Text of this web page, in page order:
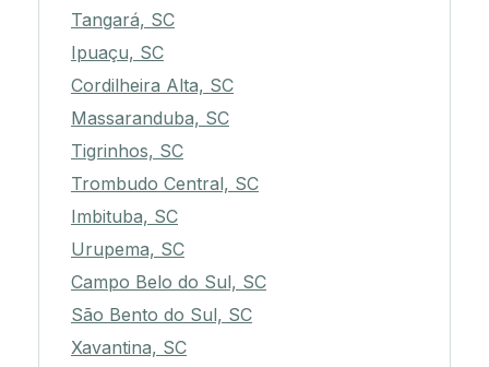
Tangará, SC
Ipuaçu, SC
Cordilheira Alta, SC
Massaranduba, SC
Tigrinhos, SC
Trombudo Central, SC
Imbituba, SC
Urupema, SC
Campo Belo do Sul, SC
São Bento do Sul, SC
Xavantina, SC